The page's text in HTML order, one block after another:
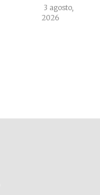
3 agosto,
2026